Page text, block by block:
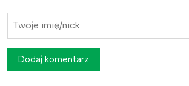
Dodaj komentarz